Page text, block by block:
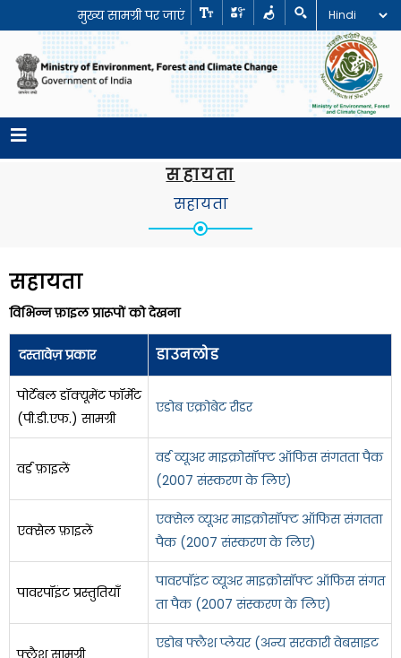
मुख्य सामग्री पर जाएं
सहायता
सहायता
सहायता
विभिन्न फ़ाइल प्रारूपों को देखना
दस्तावेज़ प्रकार डाउनलोड
पोर्टेबल डॉक्यूमेंट फॉर्मेट
(पी.डी.एफ.) सामग्री
एडोब एक्रोबेट रीडर
वर्ड फ़ाइलें
वर्ड व्यूअर माइक्रोसॉफ्ट ऑफिस संगतता पैक
(2007 संस्करण के लिए)
एक्सेल फ़ाइलें
एक्सेल व्यूअर माइक्रोसॉफ्ट ऑफिस संगतता
पैक (2007 संस्करण के लिए)
पावरपॉइंट प्रस्तुतियाँ
पावरपॉइंट व्यूअर माइक्रोसॉफ्ट ऑफिस संगत
ता पैक (2007 संस्करण के लिए)
फ्लैश सामग्री
एडोब फ्लैश प्लेयर (अन्य सरकारी वेबसाइट